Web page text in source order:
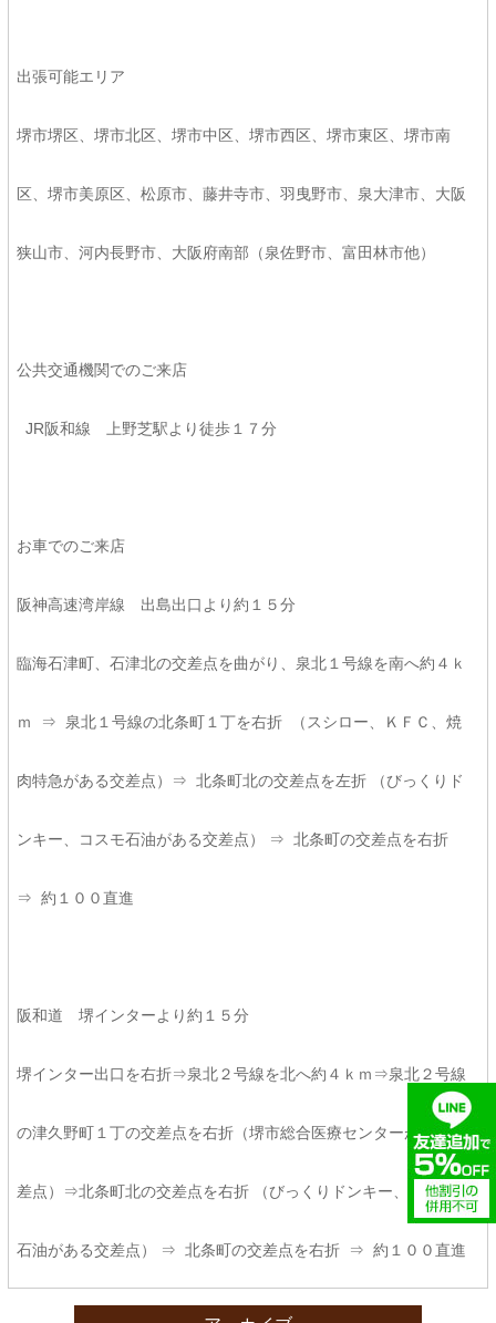
出張可能エリア
堺市堺区、堺市北区、堺市中区、堺市西区、堺市東区、堺市南
区、堺市美原区、松原市、藤井寺市、羽曳野市、泉大津市、大阪
狭山市、河内長野市、大阪府南部（泉佐野市、富田林市他）
公共交通機関でのご来店
JR阪和線 上野芝駅より徒歩１７分
お車でのご来店
阪神高速湾岸線 出島出口より約１５分
臨海石津町、石津北の交差点を曲がり、泉北１号線を南へ約４ｋ
ｍ ⇒ 泉北１号線の北条町１丁を右折 （スシロー、ＫＦＣ、焼
肉特急がある交差点）⇒ 北条町北の交差点を左折 （びっくりド
ンキー、コスモ石油がある交差点） ⇒ 北条町の交差点を右折
⇒ 約１００直進
阪和道 堺インターより約１５分
堺インター出口を右折⇒泉北２号線を北へ約４ｋｍ⇒泉北２号線
の津久野町１丁の交差点を右折（堺市総合医療センターがある交
差点）⇒北条町北の交差点を右折 （びっくりドンキー、コスモ
石油がある交差点） ⇒ 北条町の交差点を右折 ⇒ 約１００直進